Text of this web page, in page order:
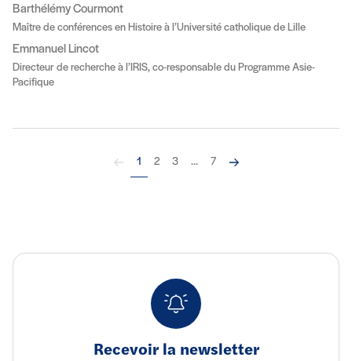
Barthélémy Courmont
Maître de conférences en Histoire à l’Université catholique de Lille
Emmanuel Lincot
Directeur de recherche à l’IRIS, co-responsable du Programme Asie-
Pacifique
Précédent
1 2 3 ... 7 Suivant
Recevoir la newsletter